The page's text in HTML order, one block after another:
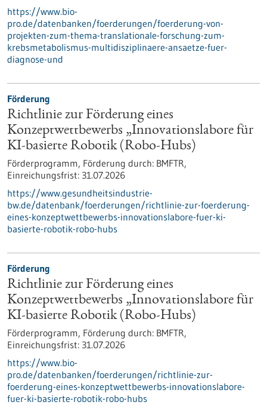
https://www.bio-
pro.de/datenbanken/foerderungen/foerderung-von-
projekten-zum-thema-translationale-forschung-zum-
krebsmetabolismus-multidisziplinaere-ansaetze-fuer-
diagnose-und
Förderung
Richtlinie zur Förderung eines
Konzeptwettbewerbs „Innovationslabore für
KI-basierte Robotik (Robo-Hubs)
Förderprogramm, Förderung durch: BMFTR,
Einreichungsfrist: 31.07.2026
https://www.gesundheitsindustrie-
bw.de/datenbank/foerderungen/richtlinie-zur-foerderung-
eines-konzeptwettbewerbs-innovationslabore-fuer-ki-
basierte-robotik-robo-hubs
Förderung
Richtlinie zur Förderung eines
Konzeptwettbewerbs „Innovationslabore für
KI-basierte Robotik (Robo-Hubs)
Förderprogramm, Förderung durch: BMFTR,
Einreichungsfrist: 31.07.2026
https://www.bio-
pro.de/datenbanken/foerderungen/richtlinie-zur-
foerderung-eines-konzeptwettbewerbs-innovationslabore-
fuer-ki-basierte-robotik-robo-hubs